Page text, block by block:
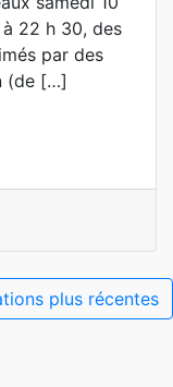
22 h 30, des
par des
(de […]
plus récentes